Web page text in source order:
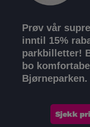
Prøv vår
inntil 15%
parkbilletter!
bo
Bjørneparken.
Sjekk